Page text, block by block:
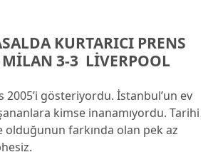
KURTARICI PRENS
3-3 LİVERPOOL
2005’i gösteriyordu. İstanbul’un ev
kimse inanamıyordu. Tarihi
olduğunun farkında olan pek az